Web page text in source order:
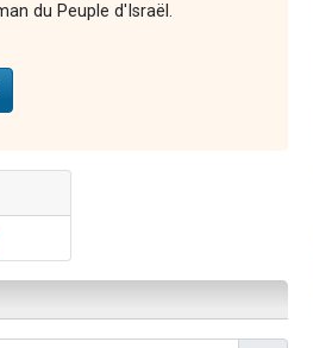
du Peuple d'Israël.